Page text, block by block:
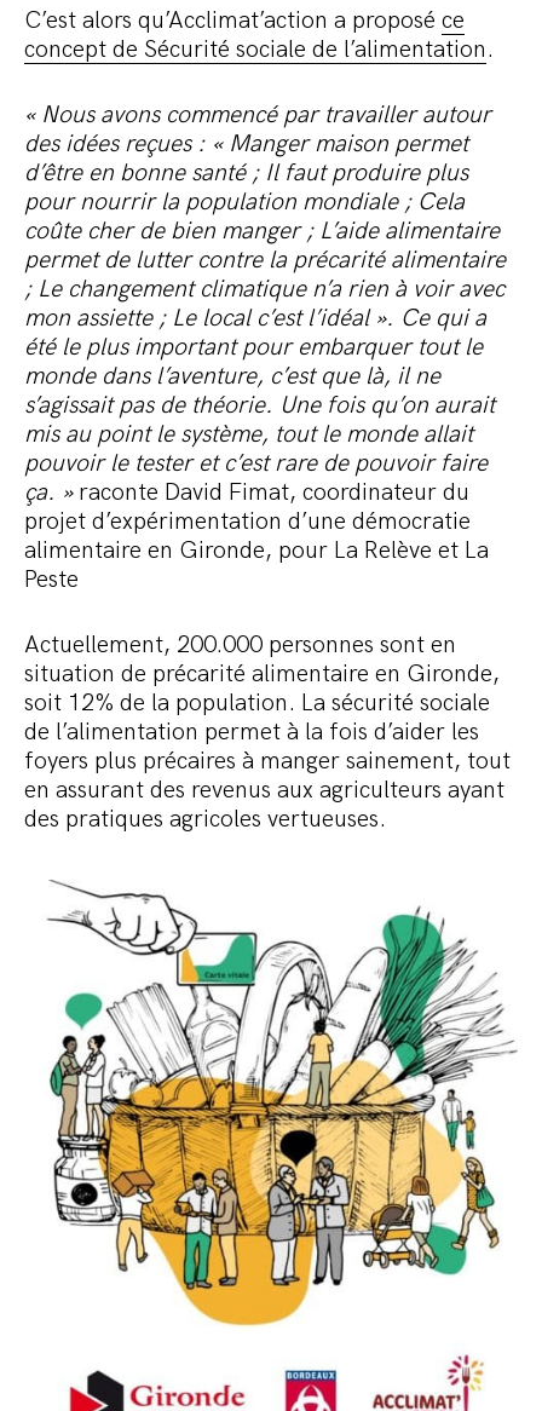
C’est alors qu’Acclimat’action a proposé ce
concept de Sécurité sociale de l’alimentation.
« Nous avons commencé par travailler autour
des idées reçues : « Manger maison permet
d’être en bonne santé ; Il faut produire plus
pour nourrir la population mondiale ; Cela
coûte cher de bien manger ; L’aide alimentaire
permet de lutter contre la précarité alimentaire
; Le changement climatique n’a rien à voir avec
mon assiette ; Le local c’est l’idéal ». Ce qui a
été le plus important pour embarquer tout le
monde dans l’aventure, c’est que là, il ne
s’agissait pas de théorie. Une fois qu’on aurait
mis au point le système, tout le monde allait
pouvoir le tester et c’est rare de pouvoir faire
ça. » raconte David Fimat, coordinateur du
projet d’expérimentation d’une démocratie
alimentaire en Gironde, pour La Relève et La
Peste
Actuellement, 200.000 personnes sont en
situation de précarité alimentaire en Gironde,
soit 12% de la population. La sécurité sociale
de l’alimentation permet à la fois d’aider les
foyers plus précaires à manger sainement, tout
en assurant des revenus aux agriculteurs ayant
des pratiques agricoles vertueuses.